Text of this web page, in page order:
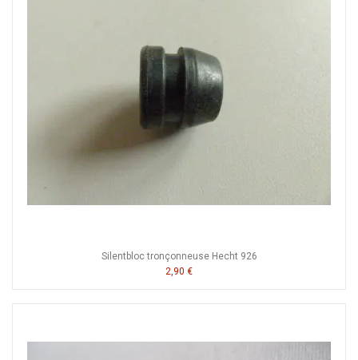
Silentbloc tronçonneuse Hecht 926
2,90 €